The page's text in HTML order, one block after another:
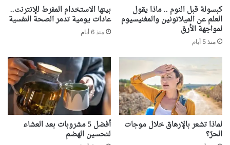
كبسولة قبل النوم .. ماذا يقول
العلم عن الميلاتونين والمغنيسيوم
لمواجهة الأرق
منذ 5 أيام
بينها الاستخدام المفرط للإنترنت..
عادات يومية تدمر الصحة النفسية
منذ 6 أيام
لماذا تشعر بالإرهاق خلال موجات
الحرّ؟
أفضل 5 مشروبات بعد العشاء
لتحسين الهضم